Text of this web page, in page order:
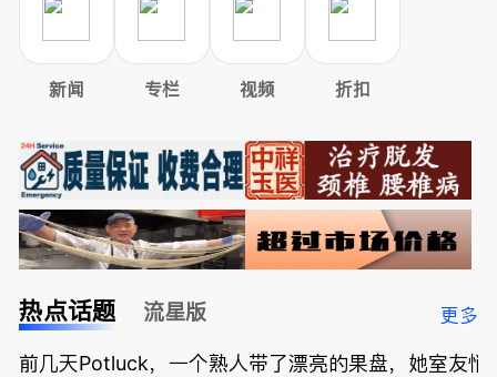
新闻 专栏 视频 折扣
热点话题 流星版 更多
前几天Potluck，一个熟人带了漂亮的果盘，她室友悄